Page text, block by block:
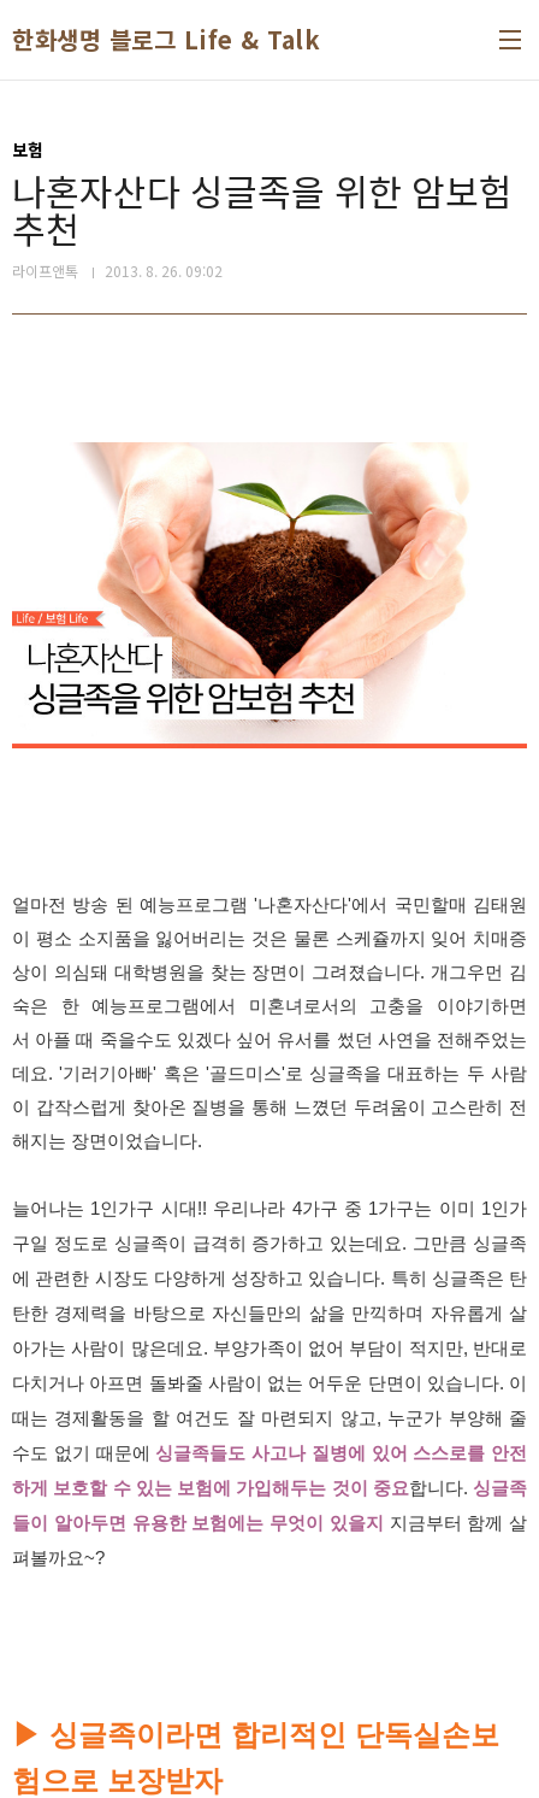
한화생명 블로그 Life & Talk
보험
나혼자산다 싱글족을 위한 암보험
추천
라이프앤톡 2013. 8. 26. 09:02
얼마전 방송 된 예능프로그램 '나혼자산다'에서 국민할매 김태원
이 평소 소지품을 잃어버리는 것은 물론 스케쥴까지 잊어 치매증
상이 의심돼 대학병원을 찾는 장면이 그려졌습니다. 개그우먼 김
숙은 한 예능프로그램에서 미혼녀로서의 고충을 이야기하면
서 아플 때 죽을수도 있겠다 싶어 유서를 썼던 사연을 전해주었는
데요.'기러기아빠' 혹은 '골드미스'로 싱글족을 대표하는 두 사람
이 갑작스럽게 찾아온 질병을 통해 느꼈던 두려움이 고스란히 전
해지는 장면이었습니다.
늘어나는 1인가구 시대!! 우리나라 4가구 중 1가구는 이미 1인가
구일 정도로 싱글족이 급격히 증가하고 있는데요. 그만큼 싱글족
에 관련한 시장도 다양하게 성장하고 있습니다. 특히 싱글족은 탄
탄한 경제력을 바탕으로 자신들만의 삶을 만끽하며 자유롭게 살
아가는 사람이 많은데요. 부양가족이 없어 부담이 적지만, 반대로
다치거나 아프면 돌봐줄 사람이 없는 어두운 단면이 있습니다. 이
때는 경제활동을 할 여건도 잘 마련되지 않고, 누군가 부양해 줄
수도 없기 때문에 싱글족들도 사고나 질병에 있어 스스로를 안전
하게 보호할 수 있는 보험에 가입해두는 것이 중요합니다. 싱글족
들이 알아두면 유용한 보험에는 무엇이 있을지
지금부터 함께 살
펴볼까요~?
▶ 싱글족이라면 합리적인 단독실손보
험으로 보장받자